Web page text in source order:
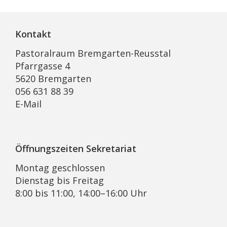
Kontakt
Pastoralraum Bremgarten-Reusstal
Pfarrgasse 4
5620 Bremgarten
056 631 88 39
E-Mail
Öffnungszeiten Sekretariat
Montag geschlossen
Dienstag bis Freitag
8:00 bis 11:00, 14:00–16:00 Uhr